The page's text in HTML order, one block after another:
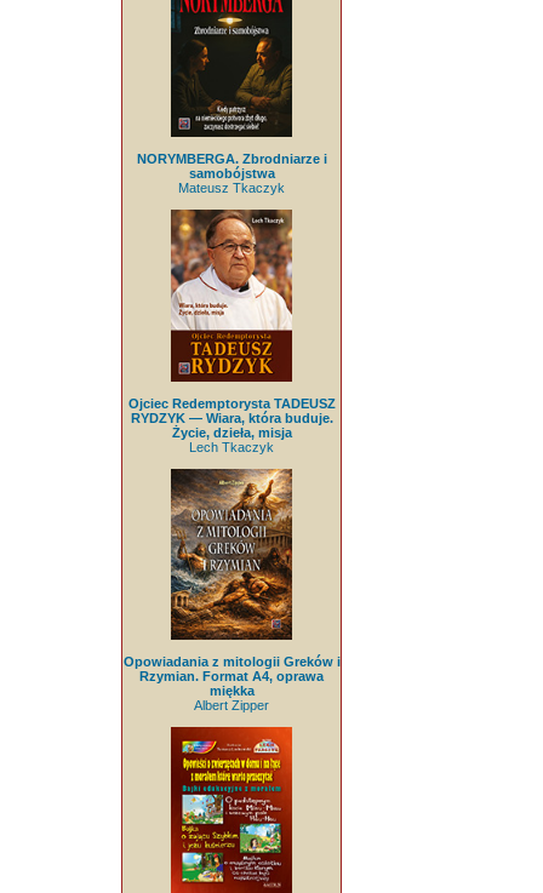
NORYMBERGA. Zbrodniarze i
samobójstwa
Mateusz Tkaczyk
Ojciec Redemptorysta TADEUSZ
RYDZYK — Wiara, która buduje.
Życie, dzieła, misja
Lech Tkaczyk
Opowiadania z mitologii Greków i
Rzymian. Format A4, oprawa
miękka
Albert Zipper